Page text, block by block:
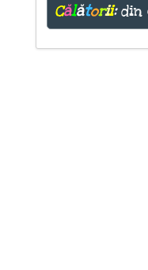
Călătorii:din